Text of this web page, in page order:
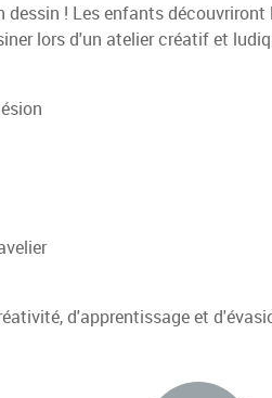
dessin ! Les enfants
lors d'un atelier créatif et
d'apprentissage et